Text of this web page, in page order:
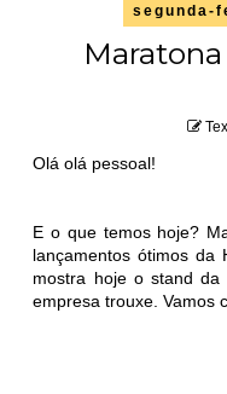
segunda-
Olá olá pessoal!
E o que temos hoje?
lançamentos ótimos da
mostra hoje o stand da
empresa trouxe. Vamos